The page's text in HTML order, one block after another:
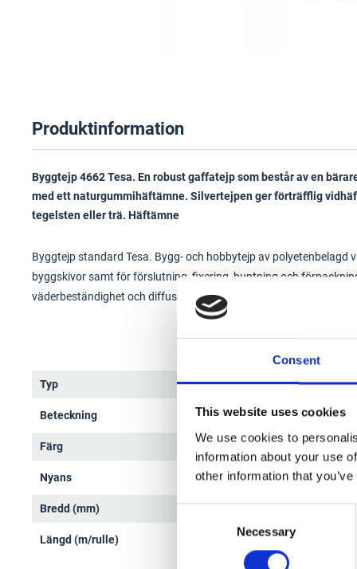
Consent
This website uses cookies
We use cookies to
information about your use
other information that
Necessary
Produktinformation
Byggtejp 4662 Tesa. En robust gaffatejp som består av en
med ett naturgummihäftämne. Silvertejpen ger förträfflig
tegelsten eller trä. Häftämne
Byggtejp standard Tesa. Bygg- och hobbytejp av
byggskivor samt för förslutning, fixering, buntning och
väderbeständighet och diffusionstäthet. Smidig, lättavrullad och
Typ
Beteckning
Färg
Nyans Silver
Bredd (mm)
Längd (m/rulle)